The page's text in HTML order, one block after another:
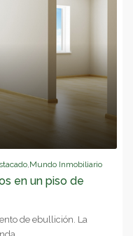
,Mundo Inmobiliario
en un piso de
de ebullición. La